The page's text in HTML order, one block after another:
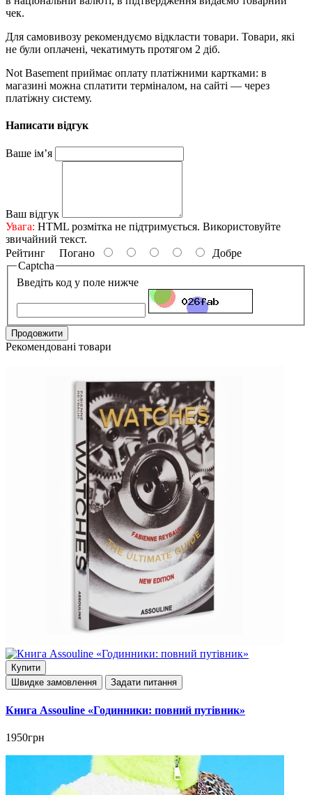
чек.
Для самовивозу рекомендуємо відкласти товари. Товари, які
не були оплачені, чекатимуть протягом 2 діб.
Not Basement приймає оплату платіжними картками: в
магазині можна сплатити терміналом, на сайті — через
платіжну систему.
Написати відгук
Ваше ім’я
Ваш відгук
Увага: HTML розмітка не підтримується. Використовуйте
звичайний текст.
Рейтинг Погано
Добре
Captcha
Введіть код у поле нижче
Продовжити
Рекомендовані товари
Купити
Швидке замовлення
Задати питання
Книга Assouline «Годинники: повний путівник»
1950грн